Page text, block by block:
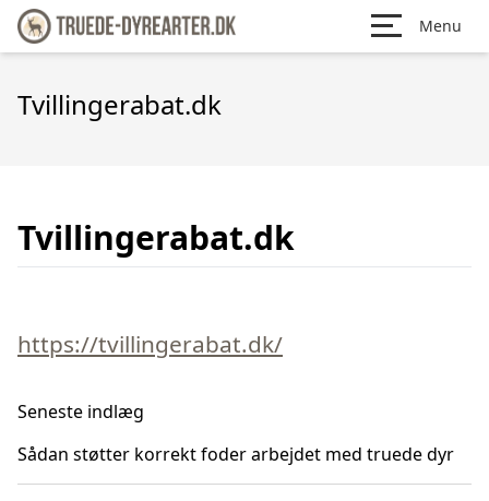
Menu
Tvillingerabat.dk
Tvillingerabat.dk
https://tvillingerabat.dk/
Seneste indlæg
Sådan støtter korrekt foder arbejdet med truede dyr